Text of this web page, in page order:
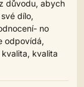
důvodu, abych
dílo,
no
odpovídá,
kvalita